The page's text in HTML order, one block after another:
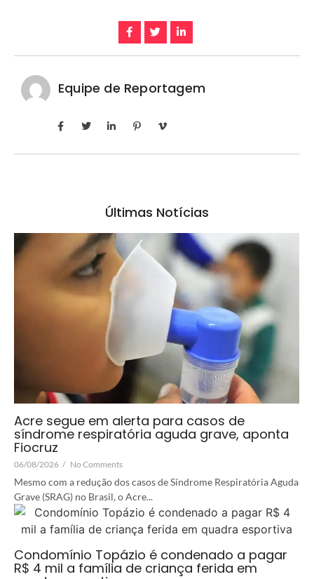
Equipe de Reportagem
Últimas Notícias
Acre segue em alerta para casos de
síndrome respiratória aguda grave, aponta
Fiocruz
06/08/2026 / No Comments
Mesmo com a redução dos casos de Síndrome Respiratória Aguda
Grave (SRAG) no Brasil, o Acre...
Condomínio Topázio é condenado a pagar
R$ 4 mil a família de criança ferida em